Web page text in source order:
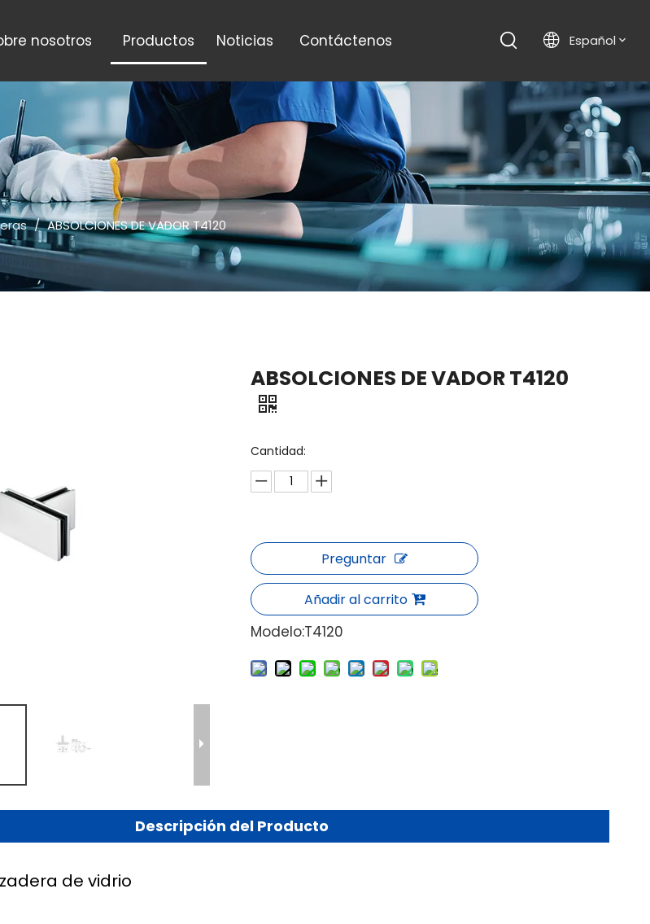
nosotros Productos Noticias Contáctenos Español
/ ABSOLCIONES DE VADOR T4120
ABSOLCIONES DE VADOR T4120
Cantidad:
Preguntar
Añadir al carrito
Modelo:T4120
Descripción del Producto
de vidrio